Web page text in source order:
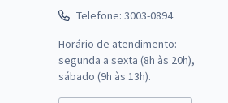
Telefone: 3003-0894
Horário de atendimento:
segunda a sexta (8h às 20h),
sábado (9h às 13h).